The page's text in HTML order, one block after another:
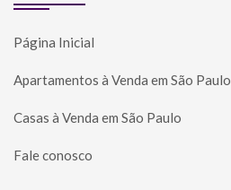
Página Inicial
Apartamentos à Venda em São Paulo
Casas à Venda em São Paulo
Fale conosco